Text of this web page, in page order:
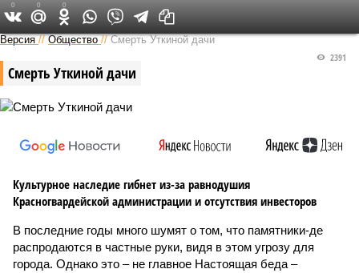
Версия на Неве
Версия //Общество //Смерть Уткиной дачи
Смерть Уткиной дачи
2391
Культурное наследие гибнет из-за равнодушия
Красногвардейской администрации и отсутствия инвесторов
В последние годы много шумят о том, что памятники-де
распродаются в частные руки, видя в этом угрозу для
города. Однако это – не главное Настоящая беда –
0 0 0